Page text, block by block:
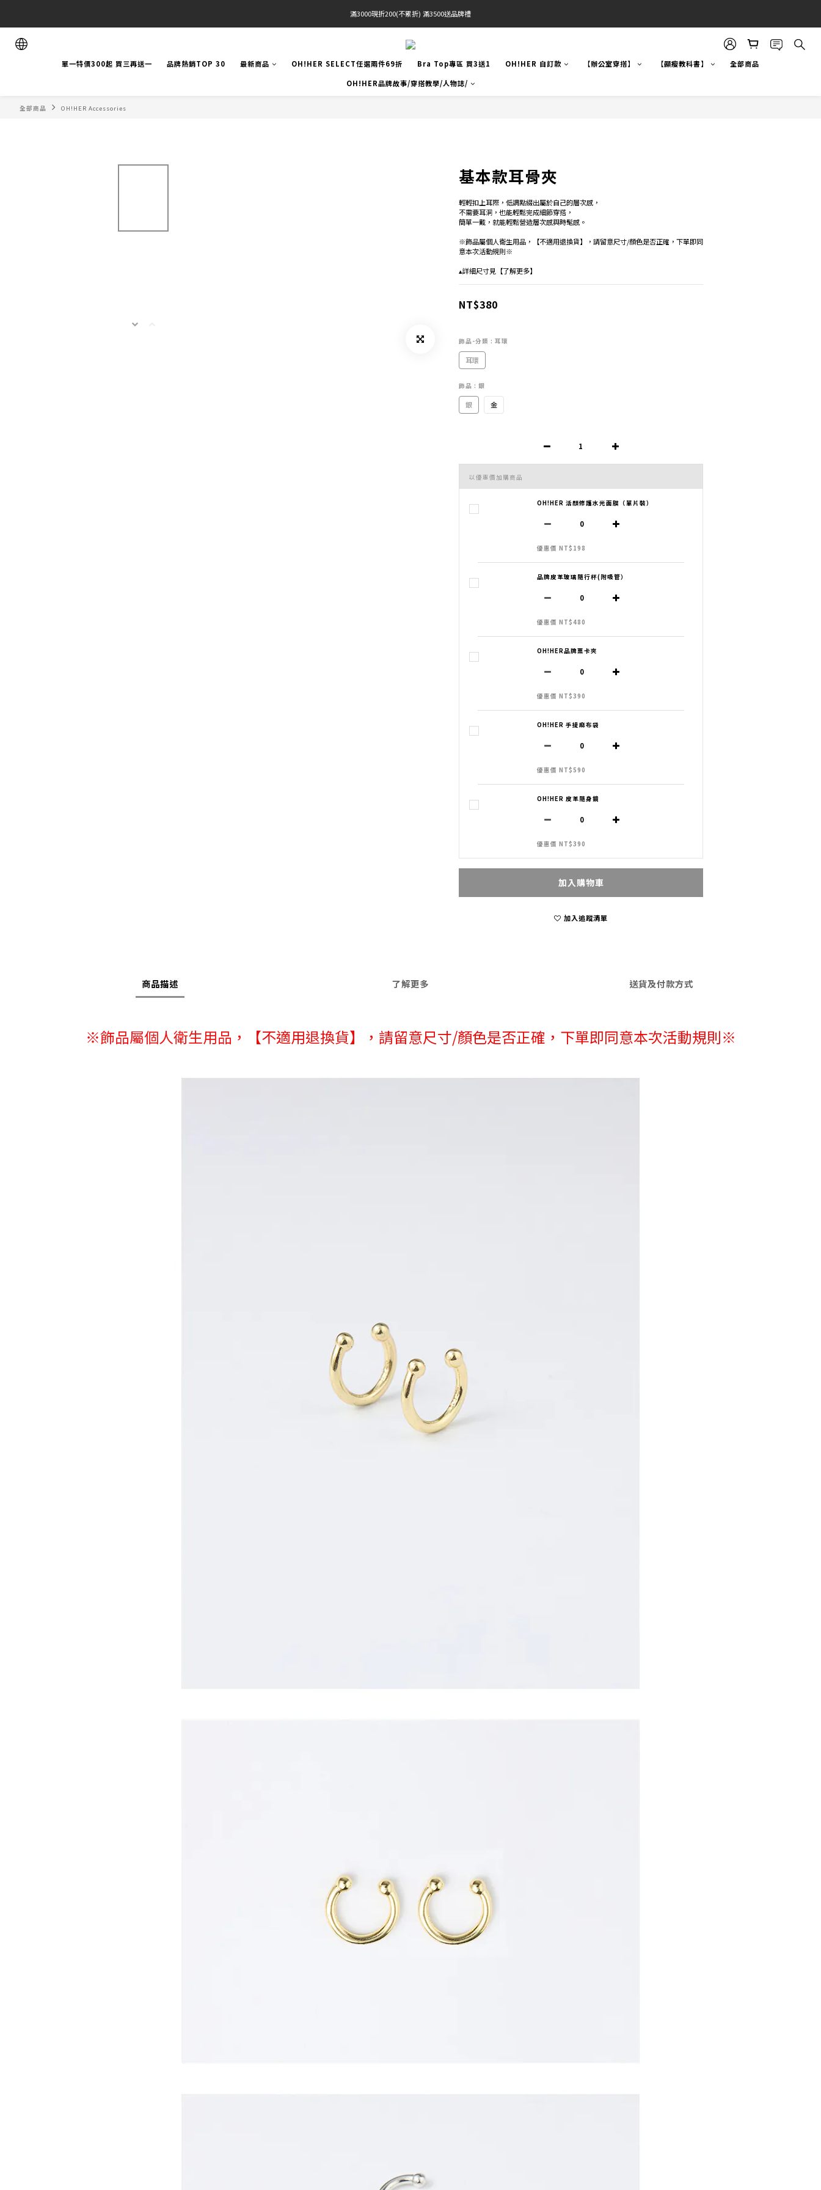
官網限定! 滿千免運(僅限台灣本島)
滿3000現折200(不累折) 滿3500送品牌禮
BRATOP專區買三送一 | 指定專區買一送一
官網限定! 滿千免運(僅限台灣本島)
單一特價300起 買三再送一 品牌熱銷TOP 30 最新商品 OH!HER SELECT任選兩件69折 Bra Top專區 買3送1 OH!HER 自訂款 【辦公室穿搭】 【顯瘦教科書】
全部商品
OH!HER品牌故事/穿搭教學/人物誌/
全部商品 OH!HER Accessories
基本款耳骨夾
輕輕扣上耳際，低調點綴出屬於自己的層次感，
不需要耳洞，也能輕鬆完成細節穿搭，
簡單一戴，就能輕鬆營造層次感與時髦感。
※飾品屬個人衛生用品，【不適用退換貨】，請留意尺寸/顏色是否正確，下單即同
意本次活動規則※
▴詳細尺寸見【了解更多】
NT$380
飾品-分類 : 耳環
耳環
飾品 : 銀
銀 金
以優惠價加購商品
OH!HER 活顏修護水光面膜（單片裝）
優惠價 NT$198
品牌皮革玻璃隨行杯(附吸管）
優惠價 NT$480
OH!HER品牌票卡夾
優惠價 NT$390
OH!HER 手提麻布袋
優惠價 NT$590
OH!HER 皮革隨身鏡
優惠價 NT$390
加入購物車
加入追蹤清單
商品描述 了解更多 送貨及付款方式
※飾品屬個人衛生用品， 【不適用退換貨】，請留意尺寸/顏色是否正確，下單即同意本次活動規則※